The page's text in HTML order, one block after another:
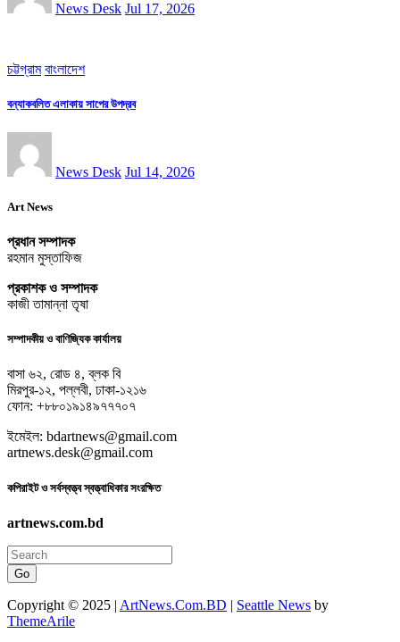
News Desk Jul 17, 2026
চট্টগ্রাম বাংলাদেশ
বন্যাকবলিত এলাকায় সাপের উপদ্রব
News Desk Jul 14, 2026
Art News
প্রধান সম্পাদক
রহমান মুস্তাফিজ
প্রকাশক ও সম্পাদক
কাজী তামান্না তৃষা
সম্পাদকীয় ও বাণিজ্যিক কার্যালয়
বাসা ৬২, রোড ৪, ব্লক বি
মিরপুর-১২, পল্লবী, ঢাকা-১২১৬
ফোন: +৮৮০১৯১৪৯৭৭৭০৭
ইমেইল: bdartnews@gmail.com
artnews.desk@gmail.com
কপিরাইট ও সর্বস্বত্ত্ব স্বত্ত্বাধিকার সংরক্ষিত
artnews.com.bd
Go
Copyright © 2025 | ArtNews.Com.BD | Seattle News by
ThemeArile